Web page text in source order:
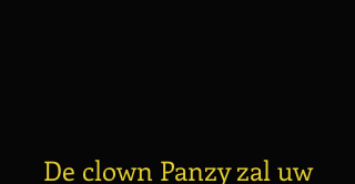
De clown Panzy zal uw